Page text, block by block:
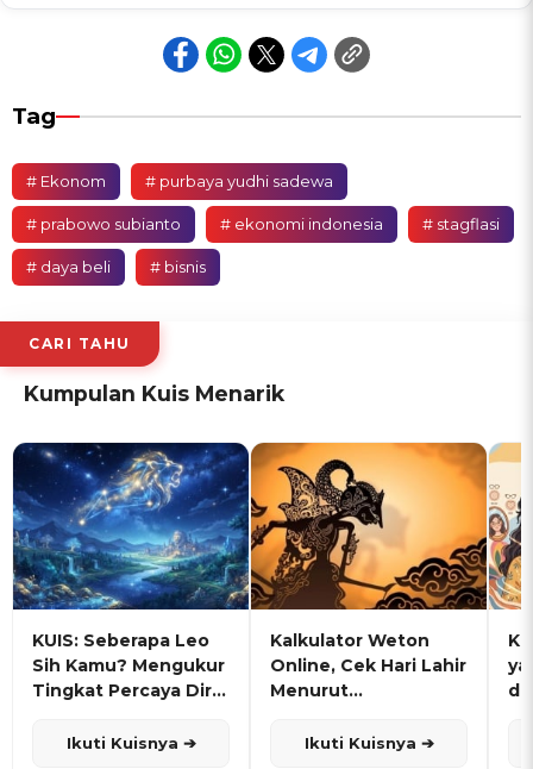
Tag
# Ekonom # purbaya yudhi sadewa
# prabowo subianto # ekonomi indonesia # stagflasi
# daya beli # bisnis
CARI TAHU
Kumpulan Kuis Menarik
KUIS: Seberapa Leo
Sih Kamu? Mengukur
Tingkat Percaya Diri
Ikuti Kuisnya ➔
Kalkulator Weton
Online, Cek Hari Lahir
Menurut
Ikuti Kuisnya ➔